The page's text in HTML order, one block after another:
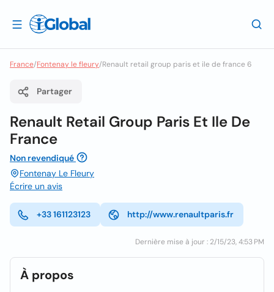
France/Fontenay le fleury/Renault retail group paris et ile de france 6
Partager
Renault Retail Group Paris Et Ile De
France
Non revendiqué
Fontenay Le Fleury
Écrire un avis
+33 161123123 http://www.renaultparis.fr
Dernière mise à jour : 2/15/23, 4:53 PM
À propos